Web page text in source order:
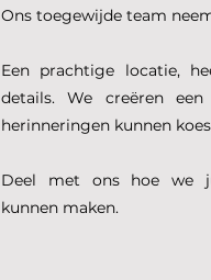
Ons toegewijde team
Een prachtige locatie,
details. We creëren
herinneringen kunnen
Deel met ons hoe we
kunnen maken.